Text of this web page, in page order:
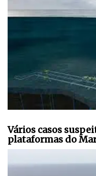
Vários casos
plataformas do